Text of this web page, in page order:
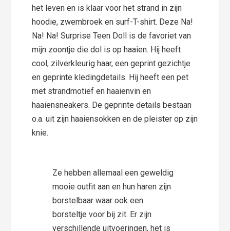
het leven en is klaar voor het strand in zijn
hoodie, zwembroek en surf-T-shirt. Deze Na!
Na! Na! Surprise Teen Doll is de favoriet van
mijn zoontje die dol is op haaien. Hij heeft
cool, zilverkleurig haar, een geprint gezichtje
en geprinte kledingdetails. Hij heeft een pet
met strandmotief en haaienvin en
haaiensneakers. De geprinte details bestaan
o.a. uit zijn haaiensokken en de pleister op zijn
knie.
Ze hebben allemaal een geweldig
mooie outfit aan en hun haren zijn
borstelbaar waar ook een
borsteltje voor bij zit. Er zijn
verschillende uitvoeringen, het is